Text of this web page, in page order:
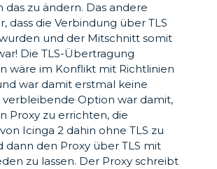
das zu ändern. Das andere
dass die Verbindung über TLS
und der Mitschnitt somit
Die TLS-Übertragung
wäre im Konflikt mit Richtlinien
war damit erstmal keine
verbleibende Option war damit,
Proxy zu errichten, die
Icinga 2 dahin ohne TLS zu
dann den Proxy über TLS mit
zu lassen. Der Proxy schreibt